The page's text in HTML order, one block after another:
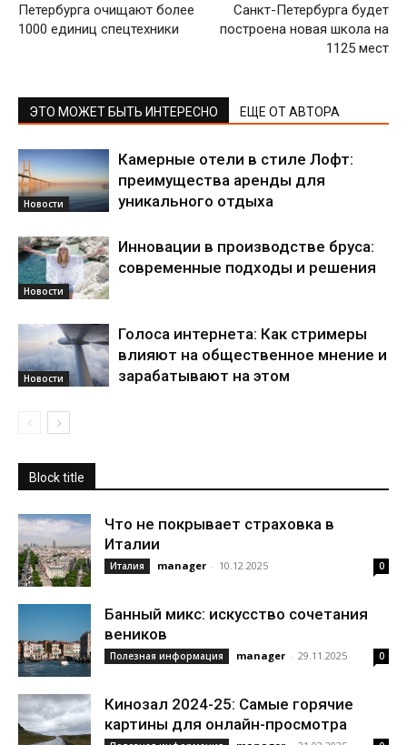
Петербурга очищают более
1000 единиц спецтехники
Санкт-Петербурга будет
построена новая школа на
1125 мест
ЭТО МОЖЕТ БЫТЬ ИНТЕРЕСНО ЕЩЕ ОТ АВТОРА
Новости
Камерные отели в стиле Лофт:
преимущества аренды для
уникального отдыха
Новости
Инновации в производстве бруса:
современные подходы и решения
Новости
Голоса интернета: Как стримеры
влияют на общественное мнение и
зарабатывают на этом
Block title
Что не покрывает страховка в
Италии
Италия manager - 10.12.2025 0
Банный микс: искусство сочетания
веников
Полезная информация manager - 29.11.2025 0
Кинозал 2024-25: Самые горячие
картины для онлайн-просмотра